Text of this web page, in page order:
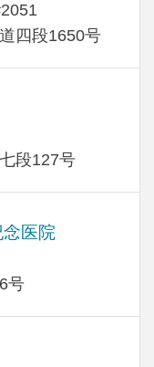
四段1650号
段127号
医院
号